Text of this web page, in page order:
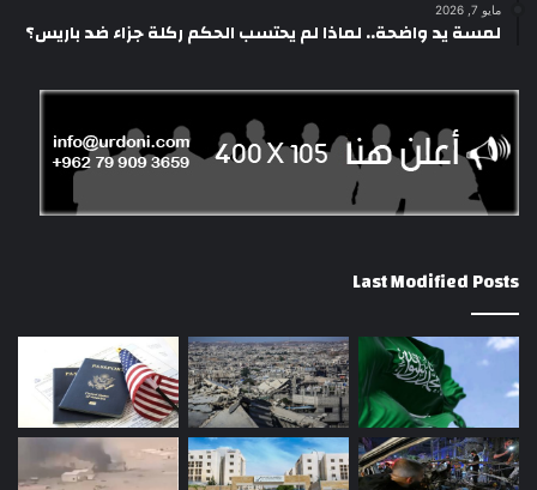
مايو 7, 2026
لمسة يد واضحة.. لماذا لم يحتسب الحكم ركلة جزاء ضد باريس؟
Last Modified Posts